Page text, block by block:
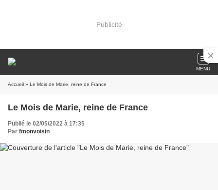
Publicité
MENU
Accueil » Le Mois de Marie, reine de France
Le Mois de Marie, reine de France
Publié le 02/05/2022 à 17:35
Par fmonvoisin